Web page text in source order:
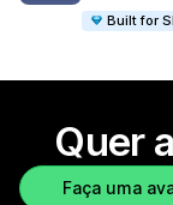
Built for
Quer
Faça uma